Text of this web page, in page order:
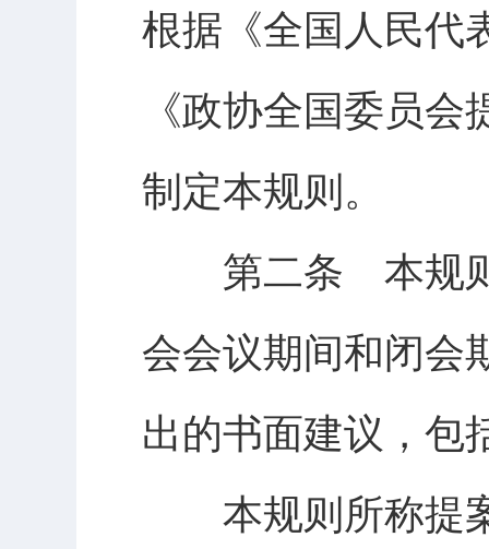
根据《全国人民代
《政协全国委员
制定本规则。
第二条 本规则
会会议期间和闭会
出的书面建议，包
本规则所称提案